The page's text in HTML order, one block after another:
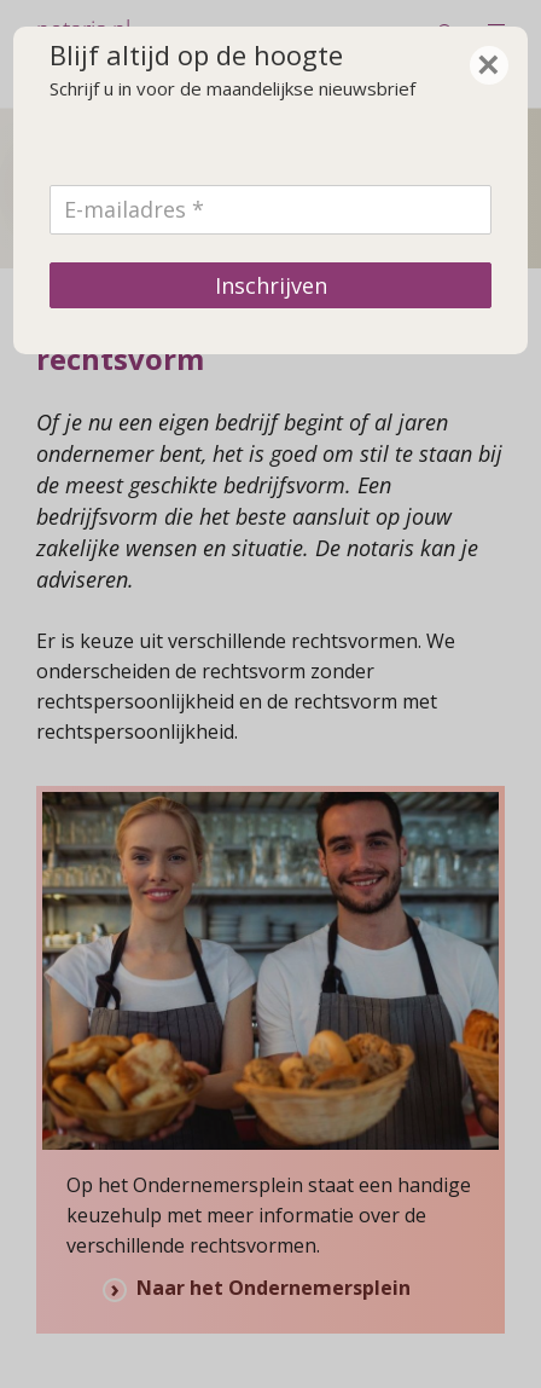
notaris.nl
De notaris
Achtergrond over de notaris en praktische zaken
Keuze voor bedrijfsvorm of
rechtsvorm
Of je nu een eigen bedrijf begint of al jaren
ondernemer bent, het is goed om stil te staan bij
de meest geschikte bedrijfsvorm. Een
bedrijfsvorm die het beste aansluit op jouw
zakelijke wensen en situatie. De notaris kan je
adviseren.
Er is keuze uit verschillende rechtsvormen. We
onderscheiden de rechtsvorm zonder
rechtspersoonlijkheid en de rechtsvorm met
rechtspersoonlijkheid.
Op het Ondernemersplein staat een handige
keuzehulp met meer informatie over de
verschillende rechtsvormen.
Naar het Ondernemersplein
×
Blijf altijd op de hoogte
Schrijf u in voor de maandelijkse nieuwsbrief
Inschrijven